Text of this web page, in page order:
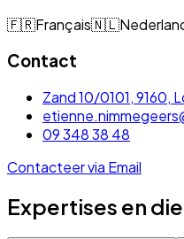
🇫🇷Français🇳🇱
Contact
Zand 10/0101, 9160,
09 348 38 48
Contacteer via Email
Expertises en